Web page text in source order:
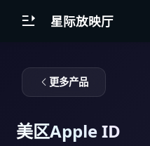
 星际放映厅
更多产品
美区Apple ID